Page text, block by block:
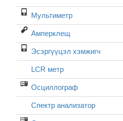
Мультиметр
Амперклещ
Эсэргүүцэл хэмжигч
LCR метр
Осциллограф
Спектр анализатор